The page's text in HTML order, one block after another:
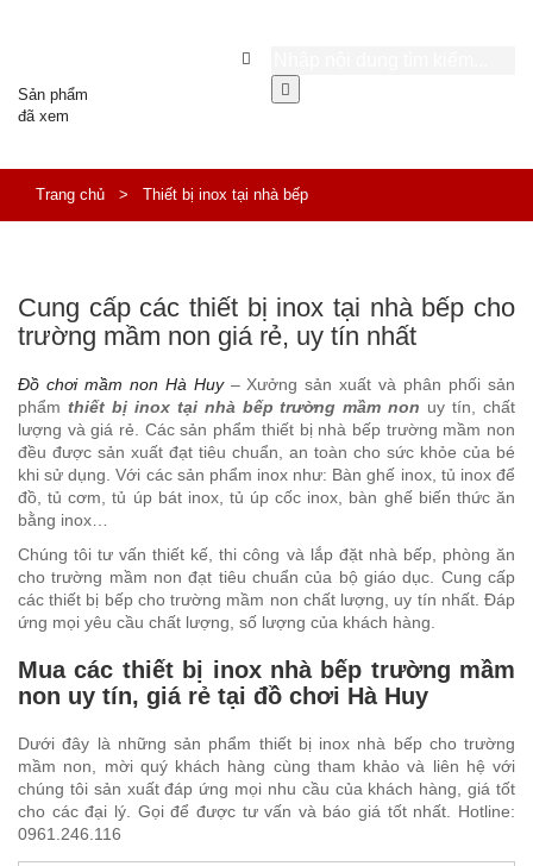
Sản phẩm
đã xem
Trang chủ > Thiết bị inox tại nhà bếp
Cung cấp các thiết bị inox tại nhà bếp cho
trường mầm non giá rẻ, uy tín nhất
Đồ chơi mầm non Hà Huy– Xưởng sản xuất và phân phối sản
phẩm thiết bị inox tại nhà bếp trường mầm non uy tín, chất
lượng và giá rẻ. Các sản phẩm thiết bị nhà bếp trường mầm non
đều được sản xuất đạt tiêu chuẩn, an toàn cho sức khỏe của bé
khi sử dụng. Với các sản phẩm inox như: Bàn ghế inox, tủ inox để
đồ, tủ cơm, tủ úp bát inox, tủ úp cốc inox, bàn ghế biến thức ăn
bằng inox…
Chúng tôi tư vấn thiết kế, thi công và lắp đặt nhà bếp, phòng ăn
cho trường mầm non đạt tiêu chuẩn của bộ giáo dục. Cung cấp
các thiết bị bếp cho trường mầm non chất lượng, uy tín nhất. Đáp
ứng mọi yêu cầu chất lượng, số lượng của khách hàng.
Mua các thiết bị inox nhà bếp trường mầm
non uy tín, giá rẻ tại đồ chơi Hà Huy
Dưới đây là những sản phẩm thiết bị inox nhà bếp cho trường
mầm non, mời quý khách hàng cùng tham khảo và liên hệ với
chúng tôi sản xuất đáp ứng mọi nhu cầu của khách hàng, giá tốt
cho các đại lý. Gọi để được tư vấn và báo giá tốt nhất. Hotline:
0961.246.116